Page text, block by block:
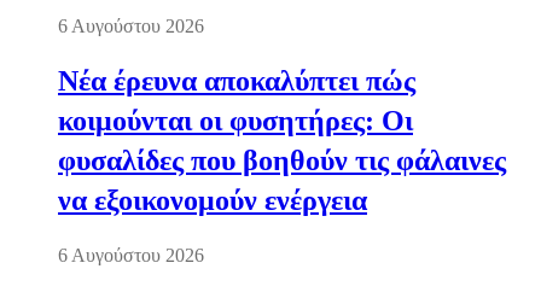
6 Αυγούστου 2026
Νέα έρευνα αποκαλύπτει πώς
κοιμούνται οι φυσητήρες: Οι
φυσαλίδες που βοηθούν τις φάλαινες
να εξοικονομούν ενέργεια
6 Αυγούστου 2026